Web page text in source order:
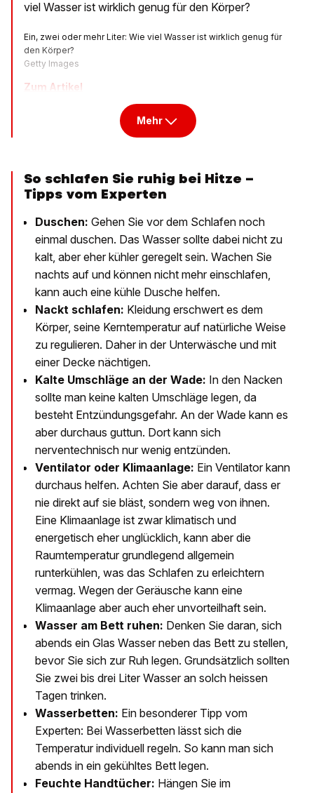
viel Wasser ist wirklich genug für den Körper?
Ein, zwei oder mehr Liter: Wie viel Wasser ist wirklich genug für
den Körper?
Getty Images
Zum Artikel
Mehr
So schlafen Sie ruhig bei Hitze –
Tipps vom Experten
Duschen: Gehen Sie vor dem Schlafen noch
einmal duschen. Das Wasser sollte dabei nicht zu
kalt, aber eher kühler geregelt sein. Wachen Sie
nachts auf und können nicht mehr einschlafen,
kann auch eine kühle Dusche helfen.
Nackt schlafen: Kleidung erschwert es dem
Körper, seine Kerntemperatur auf natürliche Weise
zu regulieren. Daher in der Unterwäsche und mit
einer Decke nächtigen.
Kalte Umschläge an der Wade: In den Nacken
sollte man keine kalten Umschläge legen, da
besteht Entzündungsgefahr. An der Wade kann es
aber durchaus guttun. Dort kann sich
nerventechnisch nur wenig entzünden.
Ventilator oder Klimaanlage: Ein Ventilator kann
durchaus helfen. Achten Sie aber darauf, dass er
nie direkt auf sie bläst, sondern weg von ihnen.
Eine Klimaanlage ist zwar klimatisch und
energetisch eher unglücklich, kann aber die
Raumtemperatur grundlegend allgemein
runterkühlen, was das Schlafen zu erleichtern
vermag. Wegen der Geräusche kann eine
Klimaanlage aber auch eher unvorteilhaft sein.
Wasser am Bett ruhen: Denken Sie daran, sich
abends ein Glas Wasser neben das Bett zu stellen,
bevor Sie sich zur Ruh legen. Grundsätzlich sollten
Sie zwei bis drei Liter Wasser an solch heissen
Tagen trinken.
Wasserbetten: Ein besonderer Tipp vom
Experten: Bei Wasserbetten lässt sich die
Temperatur individuell regeln. So kann man sich
abends in ein gekühltes Bett legen.
Feuchte Handtücher: Hängen Sie im